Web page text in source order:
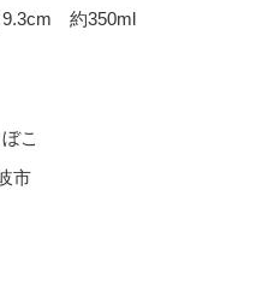
～
円〜
9.3cm 約350ml
こ
市